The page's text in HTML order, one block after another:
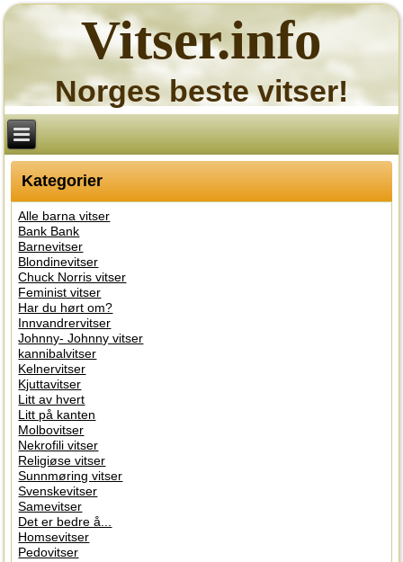
Vitser.info
Norges beste vitser!
Kategorier
Alle barna vitser
Bank Bank
Barnevitser
Blondinevitser
Chuck Norris vitser
Feminist vitser
Har du hørt om?
Innvandrervitser
Johnny- Johnny vitser
kannibalvitser
Kelnervitser
Kjuttavitser
Litt av hvert
Litt på kanten
Molbovitser
Nekrofili vitser
Religiøse vitser
Sunnmøring vitser
Svenskevitser
Samevitser
Det er bedre å...
Homsevitser
Pedovitser